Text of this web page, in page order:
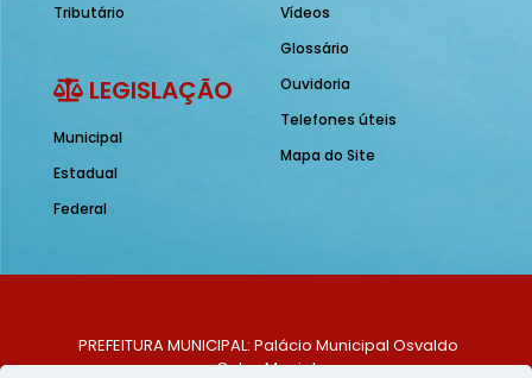
Tributário
LEGISLAÇÃO
Municipal
Estadual
Federal
Vídeos
Glossário
Ouvidoria
Telefones úteis
Mapa do Site
PREFEITURA MUNICIPAL: Palácio Municipal Osvaldo
Celso Maciel